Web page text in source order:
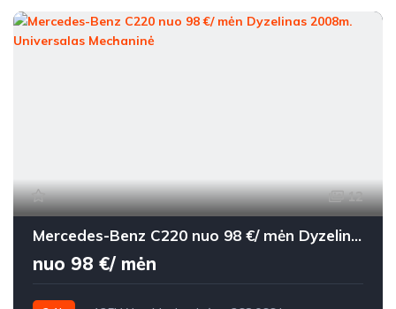
12
Mercedes-Benz C220 nuo 98 €/ mėn Dyzelinas 2008m. Universalas Mechaninė
nuo 98 €/ mėn